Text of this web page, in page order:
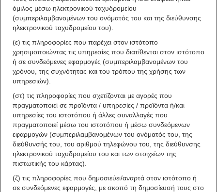
όμιλος μέσω ηλεκτρονικού ταχυδρομείου
(συμπεριλαμβανομένων του ονόματός του και της διεύθυνσης
ηλεκτρονικού ταχυδρομείου του).
(ε) τις πληροφορίες που παρέχει στον ιστότοπο
χρησιμοποιώντας τις υπηρεσίες που διατίθενται στον ιστότοπο
ή σε συνδεόμενες εφαρμογές (συμπεριλαμβανομένων του
χρόνου, της συχνότητας και του τρόπου της χρήσης των
υπηρεσιών).
(στ) τις πληροφορίες που σχετίζονται με αγορές που
πραγματοποιεί σε προϊόντα / υπηρεσίες / προϊόντα ή/και
υπηρεσίες του ιστοτόπου ή άλλες συναλλαγές που
πραγματοποιεί μέσω του ιστοτόπου ή μέσω συνδεόμενων
εφαρμογών (συμπεριλαμβανομένων του ονόματός του, της
διεύθυνσής του, του αριθμού τηλεφώνου του, της διεύθυνσης
ηλεκτρονικού ταχυδρομείου του και των στοιχείων της
πιστωτικής του κάρτας).
(ζ) τις πληροφορίες που δημοσιεύει/αναρτά στον ιστότοπο ή
σε συνδεόμενες εφαρμογές, με σκοπό τη δημοσίευσή τους στο